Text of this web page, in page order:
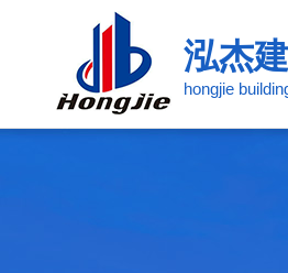
泓杰
hongjie